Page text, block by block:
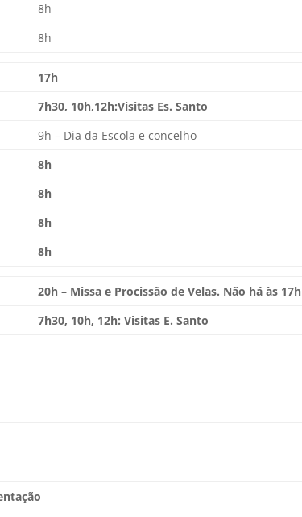
8h
8h
17h
7h30, 10h,12h:Visitas Es. Santo
9h – Dia da Escola e concelho
8h
8h
8h
8h
20h – Missa e Procissão de Velas. Não há às 17h
7h30, 10h, 12h: Visitas E. Santo